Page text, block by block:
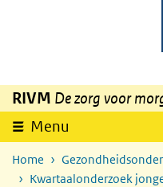
Overslaan en naar de inhoud
RIVM De zorg voor
Menu
Home
Kwartaalonderzoek